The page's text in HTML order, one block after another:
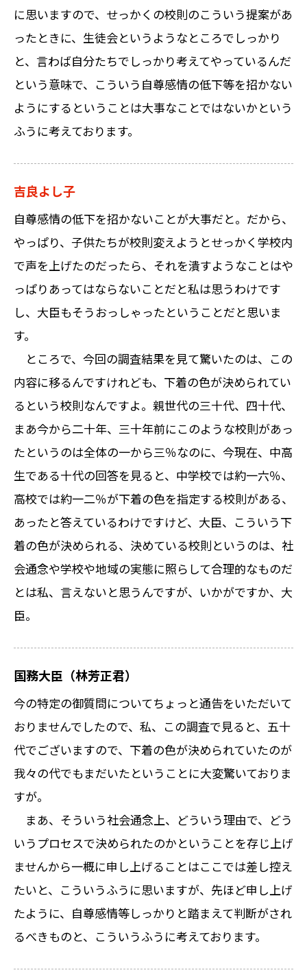
に思いますので、せっかくの校則のこういう提案があ
ったときに、生徒会というようなところでしっかり
と、言わば自分たちでしっかり考えてやっているんだ
という意味で、こういう自尊感情の低下等を招かない
ようにするということは大事なことではないかという
ふうに考えております。
吉良よし子
自尊感情の低下を招かないことが大事だと。だから、
やっぱり、子供たちが校則変えようとせっかく学校内
で声を上げたのだったら、それを潰すようなことはや
っぱりあってはならないことだと私は思うわけです
し、大臣もそうおっしゃったということだと思いま
す。
ところで、今回の調査結果を見て驚いたのは、この
内容に移るんですけれども、下着の色が決められてい
るという校則なんですよ。親世代の三十代、四十代、
まあ今から二十年、三十年前にこのような校則があっ
たというのは全体の一から三％なのに、今現在、中高
生である十代の回答を見ると、中学校では約一六％、
高校では約一二％が下着の色を指定する校則がある、
あったと答えているわけですけど、大臣、こういう下
着の色が決められる、決めている校則というのは、社
会通念や学校や地域の実態に照らして合理的なものだ
とは私、言えないと思うんですが、いかがですか、大
臣。
国務大臣（林芳正君）
今の特定の御質問についてちょっと通告をいただいて
おりませんでしたので、私、この調査で見ると、五十
代でございますので、下着の色が決められていたのが
我々の代でもまだいたということに大変驚いておりま
すが。
まあ、そういう社会通念上、どういう理由で、どう
いうプロセスで決められたのかということを存じ上げ
ませんから一概に申し上げることはここでは差し控え
たいと、こういうふうに思いますが、先ほど申し上げ
たように、自尊感情等しっかりと踏まえて判断がされ
るべきものと、こういうふうに考えております。